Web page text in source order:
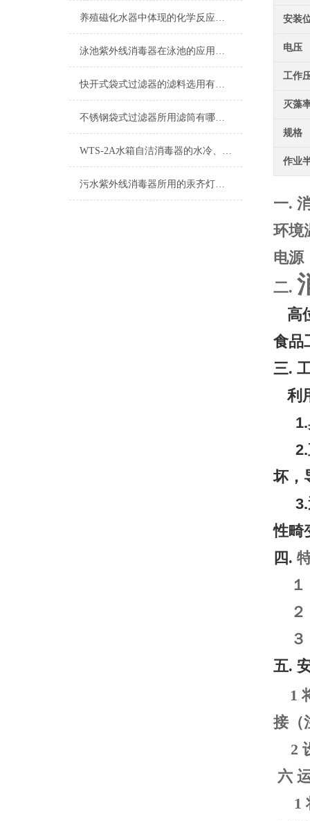
养殖磁化水器中体现的化学反应解读
泳池紫外线消毒器在泳池的应用是否安全呢？
快开式袋式过滤器的滤料选用有何说法？
不锈钢袋式过滤器所用滤筒有哪些要求？
WTS-2A水箱自洁消毒器的水冷、风冷双冷技术解析
污水紫外线消毒器所用的汞齐灯有哪些特征？
安装
电压
工作
灭藻
规格
作业
一.
环境
电源
二.
高
食品
三.
利
1.
2.
坏，
3.
性畸
四.
１
２
３
五.
1
接（
2
六
1